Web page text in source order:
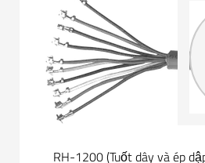
RH-1200 (Tuốt dây và ép